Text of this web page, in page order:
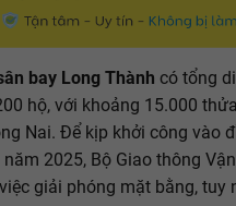
bay Long Thành có tổng
hộ, với khoảng 15.000
Nai. Để kịp khởi công vào
2025, Bộ Giao thông
giải phóng mặt bằng, tuy